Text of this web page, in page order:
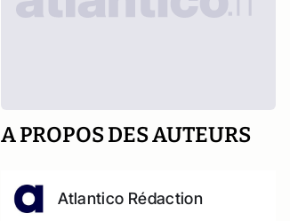
A PROPOS DES AUTEURS
Atlantico Rédaction